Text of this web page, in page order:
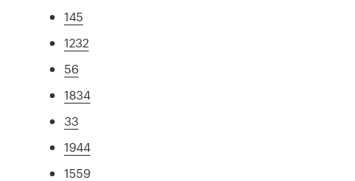
145
1232
56
1834
33
1944
1559